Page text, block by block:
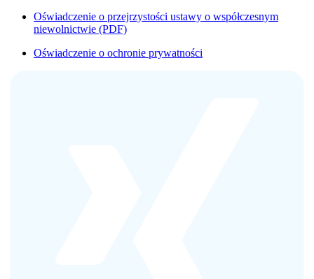
Oświadczenie o przejrzystości ustawy o współczesnym
niewolnictwie (PDF)
Oświadczenie o ochronie prywatności